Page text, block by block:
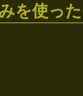
を使っ